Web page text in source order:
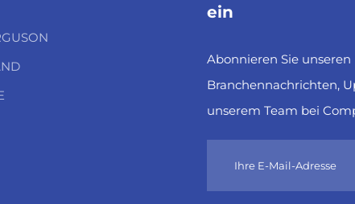
ein
Abonnieren Sie
Branchennachrichten,
unserem Team bei